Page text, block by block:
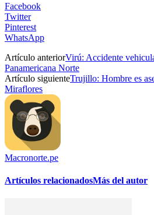
Facebook
Twitter
Pinterest
WhatsApp
Artículo anteriorVirú: Accidente
Panamericana Norte
Artículo siguienteTrujillo: Hombre es
Miraflores
Macronorte.pe
Artículos relacionadosMás del autor